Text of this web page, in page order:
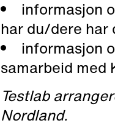
informasjon
har du/dere har
informasjon
samarbeid med
Testlab
Nordland.